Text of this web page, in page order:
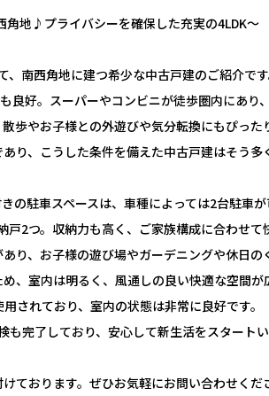
角地♪プライバシーを確保した充実の4LDK～
、南西角地に建つ希少な中古戸建のご紹介で
良好。スーパーやコンビニが徒歩圏内にあり
歩やお子様との外遊びや気分転換にもぴっ
り、こうした条件を備えた中古戸建はそう多
の駐車スペースは、車種によっては2台駐車
2つ。収納力も高く、ご家族構成に合わせ
り、お子様の遊び場やガーデニングや休日
、室内は明るく、風通しの良い快適な空間が
されており、室内の状態は非常に良好です。
も完了しており、安心して新生活をスタート
ております。ぜひお気軽にお問い合わせくだ